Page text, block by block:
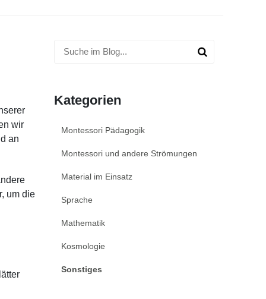
wir
an
um die
Kategorien
Montessori Pädagogik
Montessori und andere Strömungen
Material im Einsatz
Sprache
Mathematik
Kosmologie
Sonstiges